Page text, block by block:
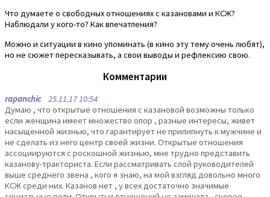
Что думаете о свободных отношениях с казановами и КСЖ?
Наблюдали у кого-то? Как впечатления?
Можно и ситуации в кино упоминать (в кино эту тему очень любят),
но не сюжет пересказывать, а свои выводы и рефлексию свою.
Комментарии
rapanchic25.11.17 10:54
Думаю , что открытые отношения с казановой возможны только
если женщина имеет множество опор , разные интересы, живет
насыщенной жизнью, что гарантирует не прилипнуть к мужчине и
не сделать из него центр своей жизни. Открытые отношения
ассоциируются с роскошной жизнью, мне трудно представить
казанову-тракториста. Если рассматривать слой руководителей
выше среднего звена , кого я знаю, на мой взгляд довольно много
КСЖ среди них. Казанов нет , у всех достаточно значимые